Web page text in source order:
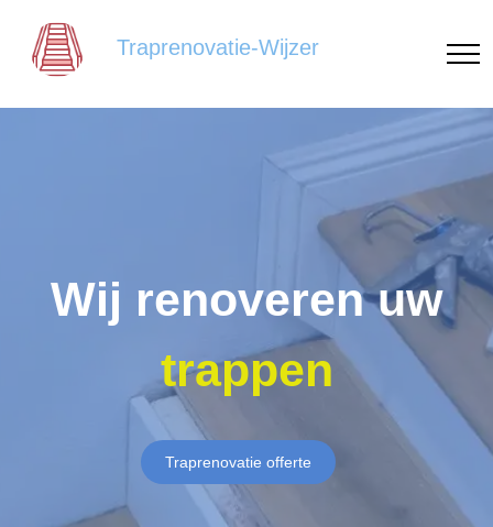
Traprenovatie-Wijzer
Wij renoveren uw
trappen
Traprenovatie offerte